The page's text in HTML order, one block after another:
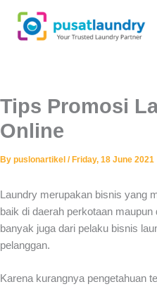
content
Tips Promosi
Online
By puslonartikel /Friday, 18 June 2021
Laundry merupakan bisnis yang
baik di daerah perkotaan maupun
banyak juga dari pelaku bisnis
pelanggan.
Karena kurangnya pengetahuan